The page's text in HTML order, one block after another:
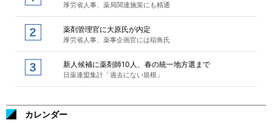
厚労省人事、薬局関連施策にも精通
薬剤管理官に大原氏が内定
厚労省人事、薬事企画官には稲角氏
新人候補に薬剤師10人、春の統一地方選まで
日薬連盟集計「過去にない規模」
カレンダー